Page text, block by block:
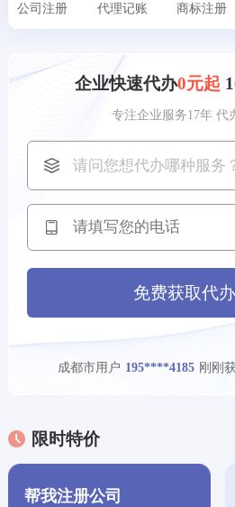
公司注册 代理记账 商标注册
企业快速代办0元起
专注企业服务17年 代
免费获取代
上海市用户 153****1749 刚刚
昆明市用户 136****5850
天津市用户 138****5340 刚刚
昆明市用户 139****6537 刚刚
成都市用户 刚刚
宁波市用户
合肥市用户 刚刚
限时特价
帮我注册公司